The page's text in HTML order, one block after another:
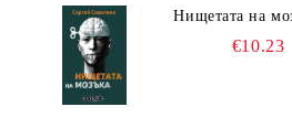
Нищетата на
€10.23